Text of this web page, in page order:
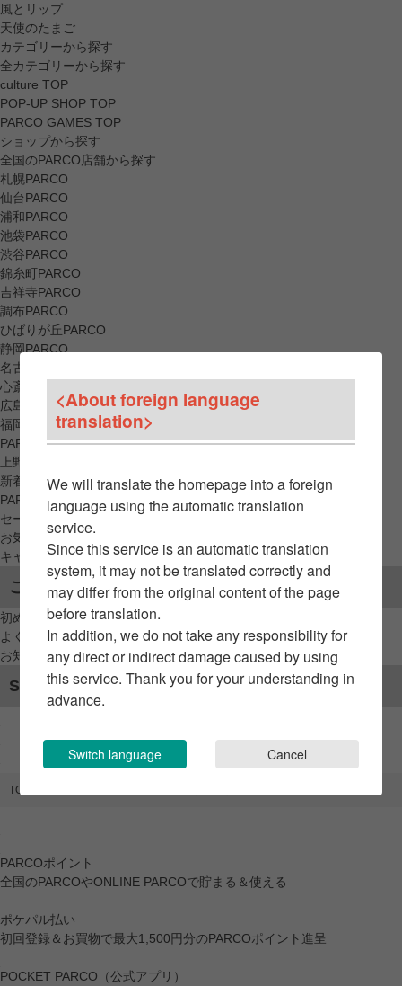
風とリップ
天使のたまご
カテゴリーから探す
全カテゴリーから探す
culture TOP
POP-UP SHOP TOP
PARCO GAMES TOP
ショップから探す
全国のPARCO店舗から探す
札幌PARCO
仙台PARCO
浦和PARCO
池袋PARCO
渋谷PARCO
錦糸町PARCO
吉祥寺PARCO
調布PARCO
ひばりが丘PARCO
静岡PARCO
名古屋PARCO
心斎橋PARCO
広島PARCO
福岡PARCO
PARCO_ya
上野
新着アイテムから探す
PARCO限定アイテムから探す
セールアイテムから探す
お気に入りから探す
キャンペーン/クーポン対象から探す
ご利用案内
初めてのお客様へ
よくあるご質問 / お問い合わせ
お知らせ
SNSアカウント
TOP
PARCOポイント
全国のPARCOやONLINE PARCOで貯まる＆使える
ポケパル払い
初回登録＆お買物で最大1,500円分のPARCOポイント進呈
POCKET PARCO（公式アプリ）
<About foreign language
translation>
We will translate the homepage into a foreign
language using the automatic translation
service.
Since this service is an automatic translation
system, it may not be translated correctly and
may differ from the original content of the page
before translation.
In addition, we do not take any responsibility for
any direct or indirect damage caused by using
this service. Thank you for your understanding in
advance.
Switch language Cancel